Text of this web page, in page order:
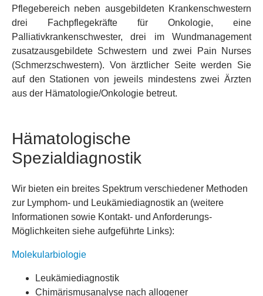
Pflegebereich neben ausgebildeten Krankenschwestern
drei Fachpflegekräfte für Onkologie, eine
Palliativkrankenschwester, drei im Wundmanagement
zusatzausgebildete Schwestern und zwei Pain Nurses
(Schmerzschwestern). Von ärztlicher Seite werden Sie
auf den Stationen von jeweils mindestens zwei Ärzten
aus der Hämatologie/Onkologie betreut.
Hämatologische
Spezialdiagnostik
Wir bieten ein breites Spektrum verschiedener Methoden
zur Lymphom- und Leukämiediagnostik an (weitere
Informationen sowie Kontakt- und Anforderungs-
Möglichkeiten siehe aufgeführte Links):
Molekularbiologie
Leukämiediagnostik
Chimärismusanalyse nach allogener